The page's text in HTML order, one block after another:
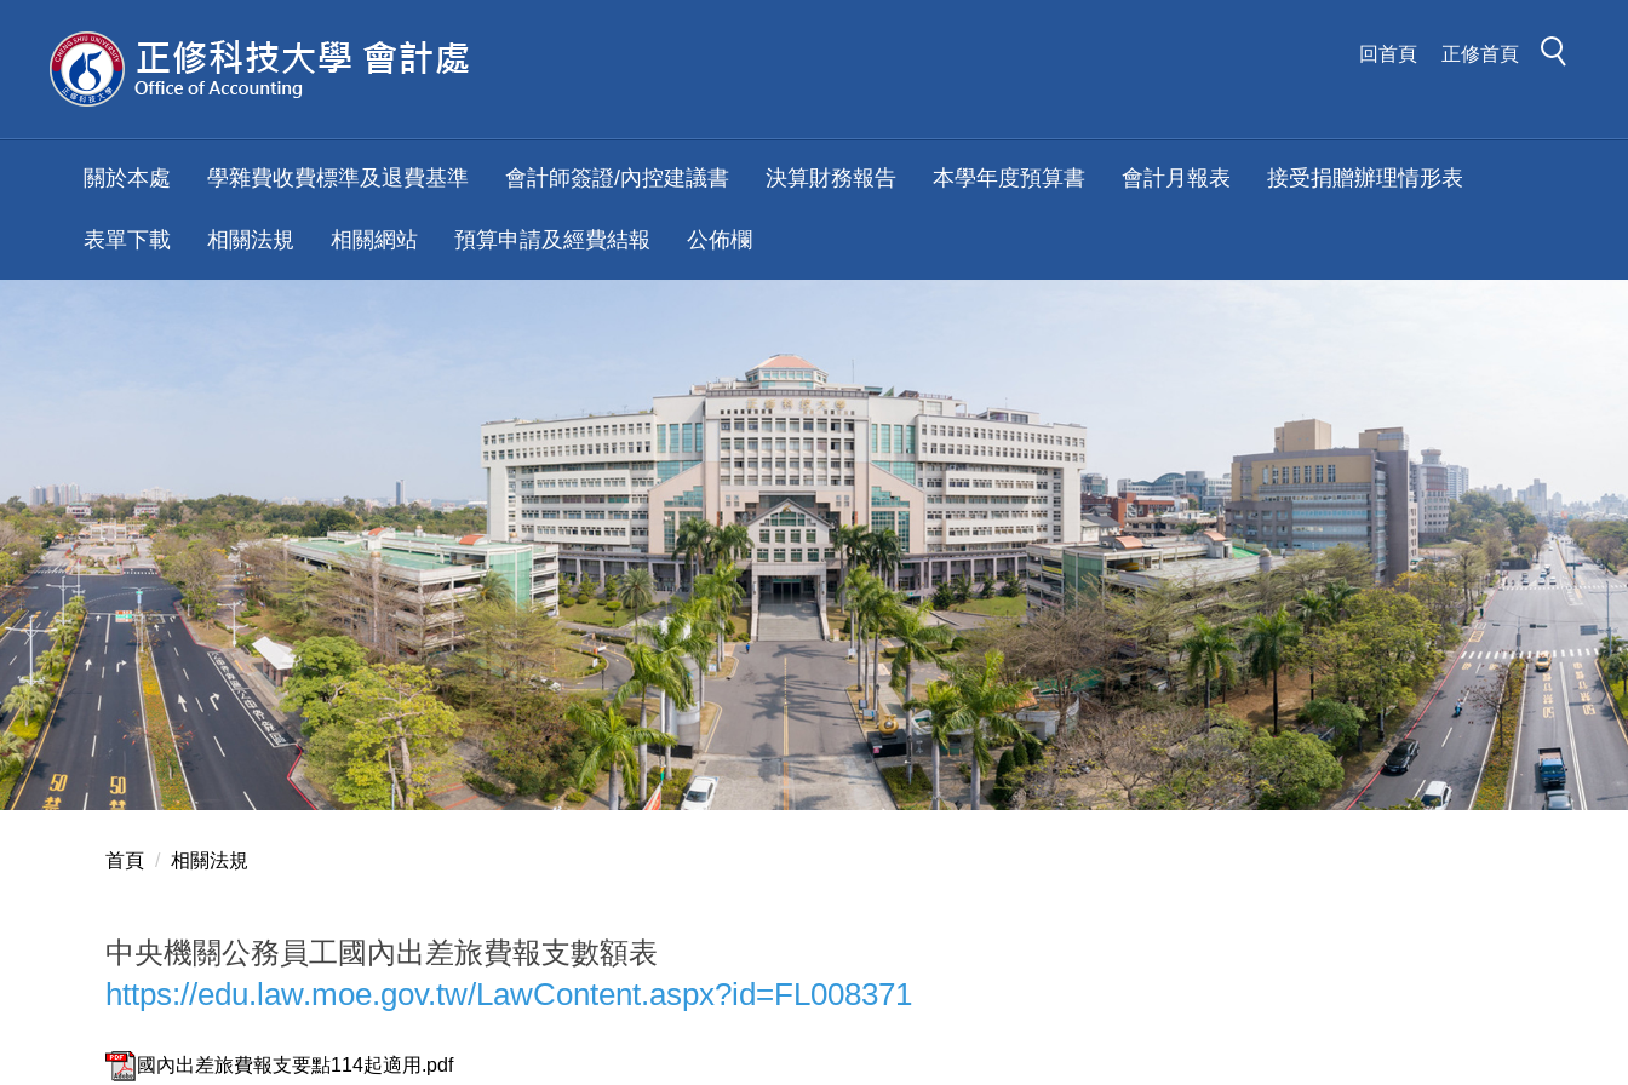
內
回首頁 正修首頁
關於本處 學雜費收費標準及退費基準 會計師簽證/內控建議書 決算財務報告 本學年度預算書 會計月報表 接受捐贈辦理情形表
表單下載 相關法規 相關網站 預算申請及經費結報 公佈欄
首頁 相關法規
中央機關公務員工國內出差旅費報支數額表
https://edu.law.moe.gov.tw/LawContent.aspx?id=FL008371
國內出差旅費報支要點114起適用.pdf